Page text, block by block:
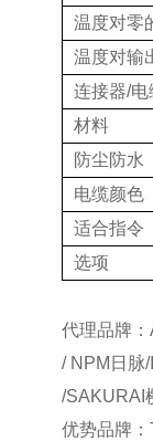
温度对零
温度对输
连接器/电
材料
防尘防水
电缆颜色
适合指令
选项
代理品牌
/ NPM日脉
/SAKURAI
优势品牌